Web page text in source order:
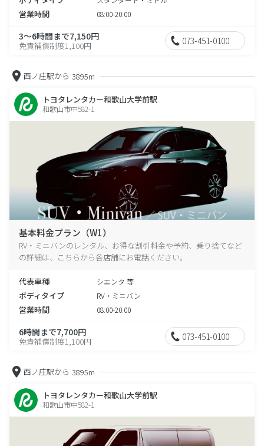
営業時間 08:00-20:00
3～6時間まで7,150円
免責補償制度1,100円 073-451-0100
西ノ庄駅から 3895m
トヨタレンタカー和歌山大学前駅
和歌山市中582-1
基本料金プラン（W1）
RV・ミニバンのレンタル、お得な割引料金や予約、乗り捨てなど
の詳細は、こちらから各店舗にお電話ください。
代表車種 シエンタ 等
ボディタイプ RV・ミニバン
営業時間 08:00-20:00
6時間まで7,700円
免責補償制度1,100円 073-451-0100
西ノ庄駅から 3895m
トヨタレンタカー和歌山大学前駅
和歌山市中582-1